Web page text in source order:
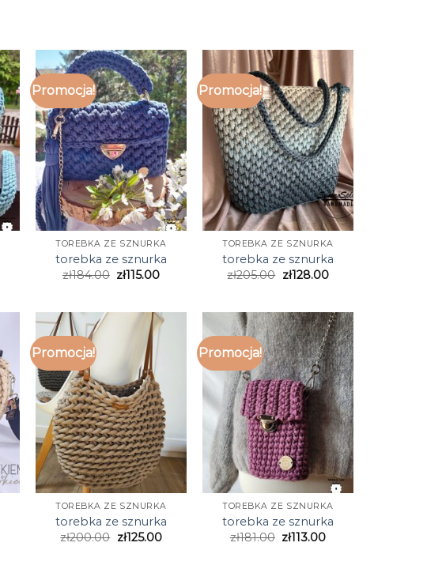
Promocja!
TOREBKA ZE SZNURKA
torebka ze sznurka
zł184.00 zł115.00
Promocja!
TOREBKA ZE SZNURKA
torebka ze sznurka
zł205.00 zł128.00
Promocja!
TOREBKA ZE SZNURKA
torebka ze sznurka
zł200.00 zł125.00
Promocja!
TOREBKA ZE SZNURKA
torebka ze sznurka
zł181.00 zł113.00